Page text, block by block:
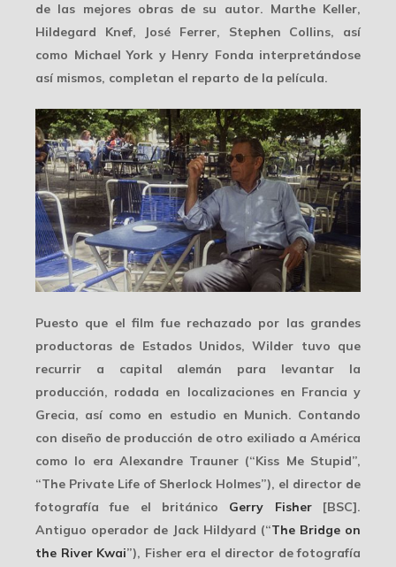
de las mejores obras de su autor. Marthe Keller,
Hildegard Knef, José Ferrer, Stephen Collins, así
como Michael York y Henry Fonda interpretándose
así mismos, completan el reparto de la película.
Puesto que el film fue rechazado por las grandes
productoras de Estados Unidos, Wilder tuvo que
recurrir a capital alemán para levantar la
producción, rodada en localizaciones en Francia y
Grecia, así como en estudio en Munich. Contando
con diseño de producción de otro exiliado a América
como lo era Alexandre Trauner (“Kiss Me Stupid”,
“The Private Life of Sherlock Holmes”), el director de
fotografía fue el británico Gerry Fisher[BSC].
Antiguo operador de Jack Hildyard (“The Bridge on
the River Kwai”), Fisher era el director de fotografía